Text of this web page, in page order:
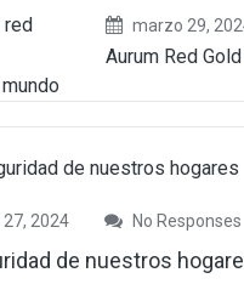
marzo 29,
Aurum Red
2024 No Responses
de nuestros